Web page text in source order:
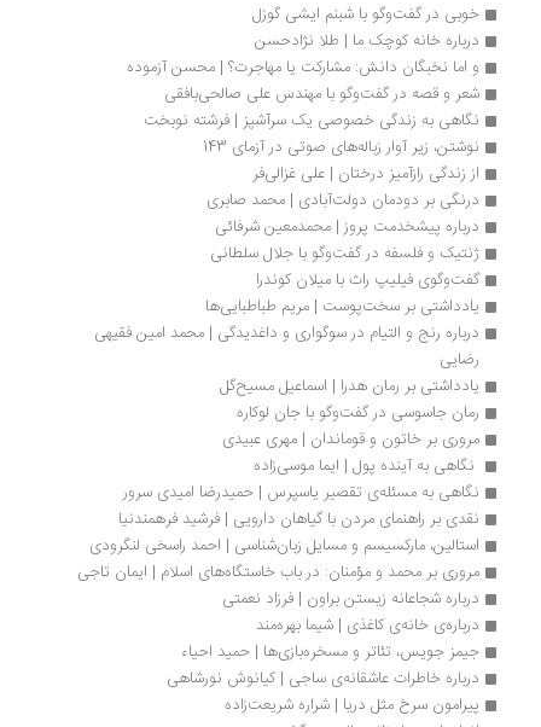
خوبی در گفت‌وگو با شبنم ایشی گوزل
درباره خانه کوچک ما | طلا نژادحسن
و اما نخبگان دانش: مشارکت یا مهاجرت؟ | محسن آزموده
شعر و قصه در گفت‌و‌گو با مهندس علی صالحی‌بافقی
نگاهی به زندگی خصوصی یک سرآشپز | فرشته نوبخت
نوشتن، زیر آوار زباله‌های صوتی در آزمای 143
از زندگی رازآمیز درختان | علی غزالی‌فر
درنگی بر دودمان دولت‌آبادی | محمد صابری
درباره پیشخدمت پروز | محمدمعین شرفائی
ژنتیک و فلسفه در گفت‌وگو با جلال سلطانی
گفت‌وگوی فیلیپ راث با میلان کوندرا
یادداشتی بر سخت‌پوست | مریم طباطبایی‌ها
درباره رنج و التیام در سوگواری و داغدیدگی | محمد امین فقیهی
یادداشتی بر رمان هدرا | اسماعیل مسیح‌گل
رمان جاسوسی در گفت‌وگو با جان لوکاره
مروری بر خاتون و قوماندان | مهری عبیدی
نگاهی به آینده پول | ایما موسی‌زاده
نگاهی به مسئله‌ی تقصیر یاسپرس | حمیدرضا امیدی سرور
نقدی بر راهنمای مردن با گیاهان دارویی | فرشید فرهمندنیا
استالین، مارکسیسم و مسایل زبان‌شناسی | احمد راسخی لنگرودی
مروری بر محمد و مؤمنان: در باب خاستگاه‌های اسلام | ایمان تاجی
درباره شجاعانه زیستن براون | فرزاد نعمتی
درباره‌ی خانه‌ی کاغذی | شیما بهره‌مند
جیمز جویس، تئاتر و مسخره‌بازی‌ها | حمید احیاء
درباره خاطرات عاشقانه‌ی ساجی | کیانوش نورشاهی
پیرامون سرخ مثل دریا | شراره شریعت‌زاده